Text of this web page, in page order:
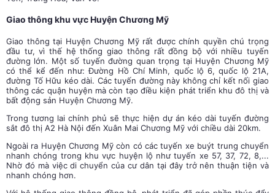
Giao thông khu vực Huyện Chương Mỹ
Giao thông tại Huyện Chương Mỹ rất được chính quyền chú trọng
đầu tư, vì thế hệ thống giao thông rất đồng bộ với nhiều tuyến
đường lớn. Một số tuyến đường quan trọng tại Huyện Chương Mỹ
có thể kể đến như: Đường Hồ Chí Minh, quốc lộ 6, quốc lộ 21A,
đường Tố Hữu kéo dài. Các tuyến đường này không chỉ kết nối giao
thông các quận huyện mà còn tạo điều kiện phát triển khu đô thị và
bất động sản Huyện Chương Mỹ.
Trong tương lai chính phủ sẽ thực hiện dự án kéo dài tuyến đường
sắt đô thị A2 Hà Nội đến Xuân Mai Chương Mỹ với chiều dài 20km.
Ngoài ra Huyện Chương Mỹ còn có các tuyến xe buýt trung chuyển
nhanh chóng trong khu vực huyện lộ như tuyến xe 57, 37, 72, 8,...
Nhờ đó mà việc di chuyển của cư dân tại đây trở nên thuận tiện và
nhanh chóng hơn.